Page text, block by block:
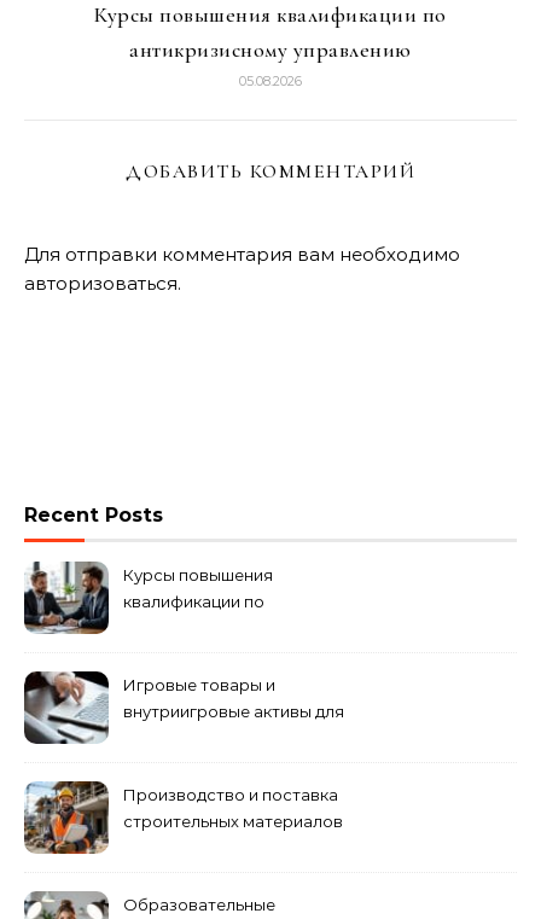
Курсы повышения квалификации по
антикризисному управлению
05.08.2026
ДОБАВИТЬ КОММЕНТАРИЙ
Для отправки комментария вам необходимо
авторизоваться.
Recent Posts
Курсы повышения
квалификации по
Игровые товары и
внутриигровые активы для
приобретения
Производство и поставка
строительных материалов
Образовательные